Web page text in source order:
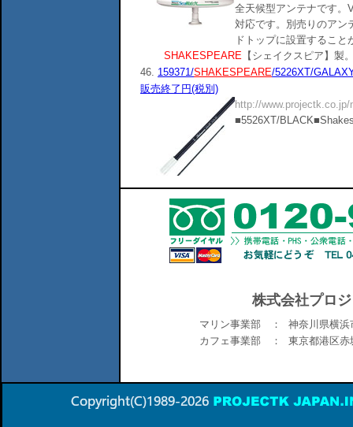
全天候型アンテナです。
対応です。別売りのアン
ドトップに設置するこ
SHAKESPEARE 【シェイクスピア】製
46. 159371/SHAKESPEARE/5226XT/
販売終了円(税別)
http://
■5526XT/
株式会社プロ
マリン事業部 ：
神奈川県横浜
カフェ事業部 ：
東京都港区赤